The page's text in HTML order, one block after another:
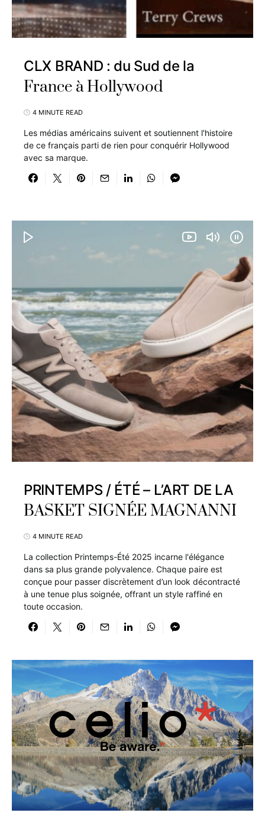
CLX BRAND : du Sud de la
France à Hollywood
4 MINUTE READ
Les médias américains suivent et soutiennent l'histoire
de ce français parti de rien pour conquérir Hollywood
avec sa marque.
PRINTEMPS / ÉTÉ – L’ART DE LA
BASKET SIGNÉE MAGNANNI
4 MINUTE READ
La collection Printemps-Été 2025 incarne l'élégance
dans sa plus grande polyvalence. Chaque paire est
conçue pour passer discrètement d’un look décontracté
à une tenue plus soignée, offrant un style raffiné en
toute occasion.